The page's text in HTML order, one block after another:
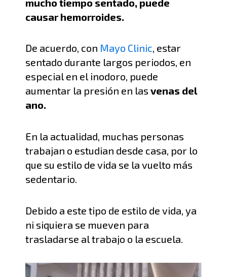
mucho tiempo sentado, puede
causar hemorroides.
De acuerdo, con Mayo Clinic, estar
sentado durante largos periodos, en
especial en el inodoro, puede
aumentar la presión en las venas del
ano.
En la actualidad, muchas personas
trabajan o estudian desde casa, por lo
que su estilo de vida se la vuelto más
sedentario.
Debido a este tipo de estilo de vida, ya
ni siquiera se mueven para
trasladarse al trabajo o la escuela.